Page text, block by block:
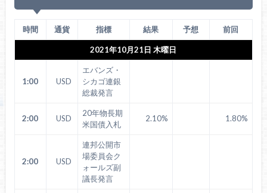
時間 通貨 指標 結果 予想 前回
2021年10月21日 木曜日
1:00 USD
エバンズ・
シカゴ連銀
総裁発言
2:00 USD
20年物長期
米国債入札
2.10% 1.80%
2:00 USD
連邦公開市
場委員会ク
ォールズ副
議長発言